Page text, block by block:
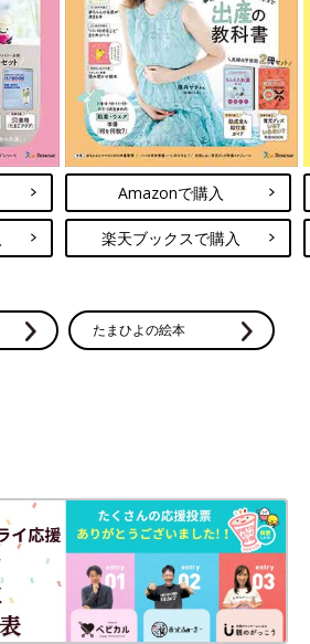
Amazonで購入
楽天ブックスで購入
たまひよの絵本